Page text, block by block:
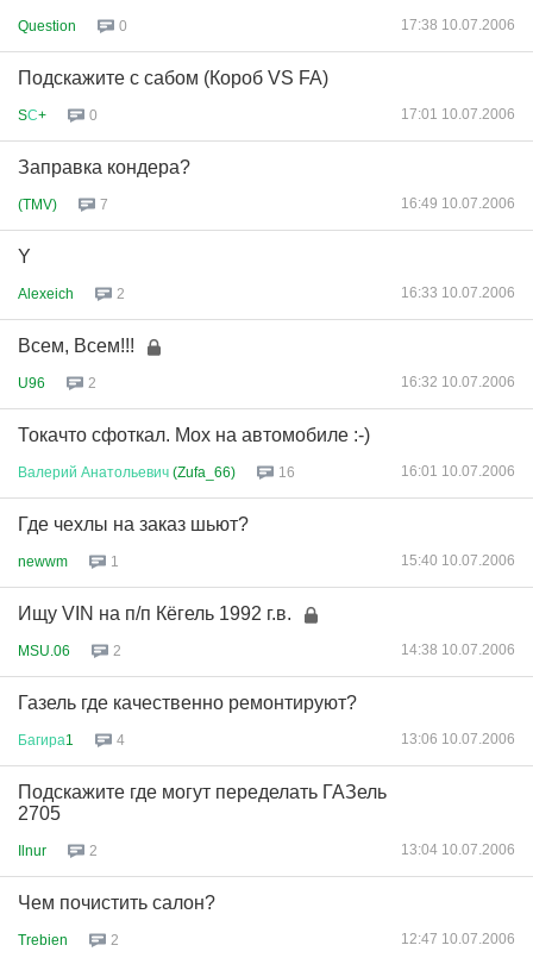
Question 0 17:38 10.07.2006
Подскажите с сабом (Короб VS FA)
SС+ 0 17:01 10.07.2006
Заправка кондера?
(TMV) 7 16:49 10.07.2006
Y
Alexeich 2 16:33 10.07.2006
Всем, Всем!!!
U96 2 16:32 10.07.2006
Токачто сфоткал. Мох на автомобиле :-)
Валерий Анатольевич (Zufa_66) 16 16:01 10.07.2006
Где чехлы на заказ шьют?
newwm 1 15:40 10.07.2006
Ищу VIN на п/п Кёгель 1992 г.в.
MSU.06 2 14:38 10.07.2006
Газель где качественно ремонтируют?
Багира1 4 13:06 10.07.2006
Подскажите где могут переделать ГАЗель
2705
Ilnur 2 13:04 10.07.2006
Чем почистить салон?
Trebien 2 12:47 10.07.2006